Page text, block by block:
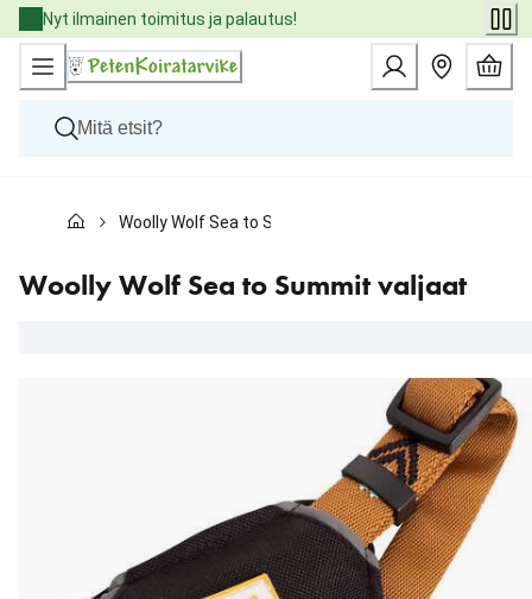
Skip
to
Content
Nyt ilmainen toimitus ja palautus!
Kissat
Eläinlääkäriruoat
Tuotemerkit
Woolly Wolf Sea to Summit valjaat
Woolly Wolf Sea to Summit valjaat